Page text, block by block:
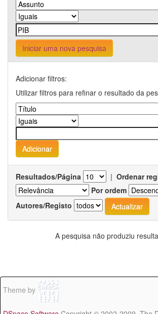
Iniciar uma nova pesquisa
Adicionar filtros:
Utilizar filtros para refinar o resultado da
Resultados/Página | Ordenar
Por ordem
Autores/Registo
A pesquisa não produziu
Theme by